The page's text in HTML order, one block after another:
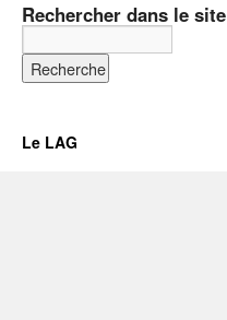
Rechercher dans le site
Le LAG